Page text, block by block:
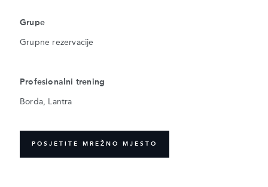
Grupe
Grupne rezervacije
Profesionalni trening
Borda, Lantra
POSJETITE MREŽNO MJESTO